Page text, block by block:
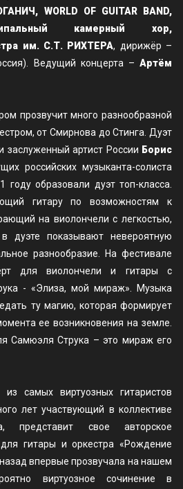
WORLD OF GUITAR BAND,
камерный хор,
им. С.Т. РИХТЕРА, дирижёр –
Ведущий концерта –Артём
прозвучит много разнообразной
от Смирнова до Стинга. Дуэт
заслуженный артист России Борис
российских музыканта-солиста
году образовали дуэт топ-класса.
гитару по возможностям к
на виолончели с легкостью,
дуэте показывают невероятную
разнообразие. На фестивале
для виолончели и гитары с
- «Элиза, мой мираж». Музыка
ту магию, которая формирует
ее возникновения на земле.
Самюэля Струка – это мираж его
самых виртуозных гитаристов
лет участвующий в коллективе
представит свое авторское
гитары и оркестра «Рождение
впервые прозвучала на нашем
виртуозное сочинение в